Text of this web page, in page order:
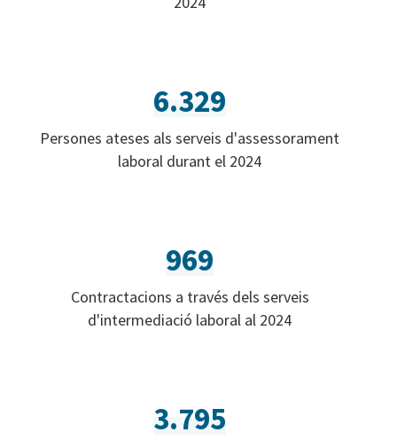
6.329
Persones ateses als serveis d'assessorament
laboral durant el 2024
969
Contractacions a través dels serveis
d'intermediació laboral al 2024
3.795